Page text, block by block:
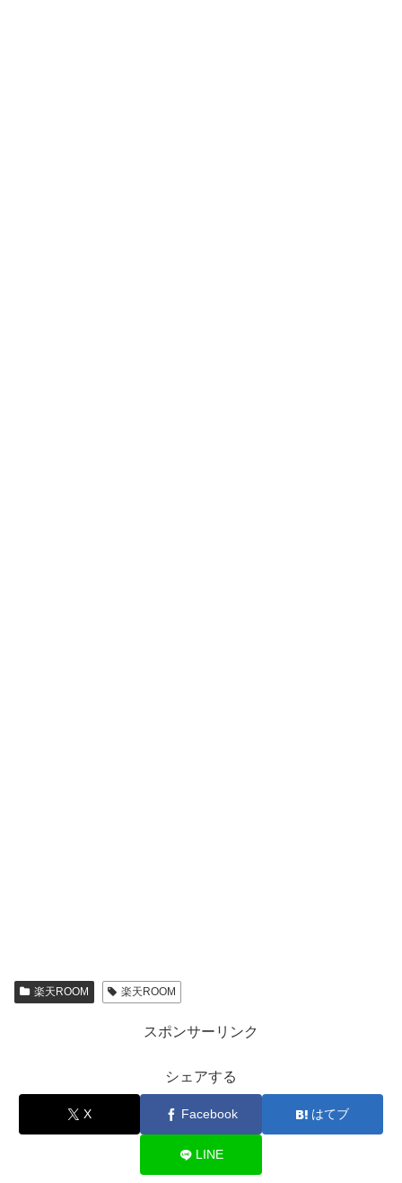
楽天ROOM 楽天ROOM
スポンサーリンク
シェアする
X Facebook はてブ
LINE